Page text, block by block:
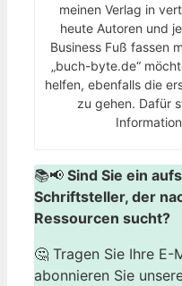
meinen Verlag in
heute Autoren und
Business Fuß fassen
„buch-byte.de“
helfen, ebenfalls die
zu gehen. Dafür
📚📢 Sind Sie ein
Schriftsteller, der
Ressourcen sucht?
🤔 Tragen Sie Ihre E-
abonnieren Sie